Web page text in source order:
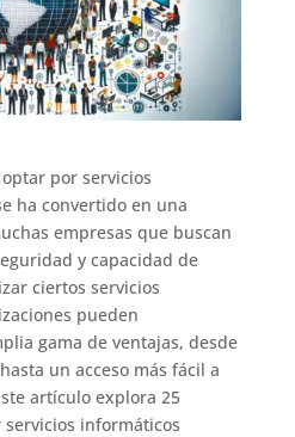
por servicios
ha convertido en una
empresas que buscan
y capacidad de
ciertos servicios
pueden
gama de ventajas, desde
un acceso más fácil a
artículo explora 25
informáticos